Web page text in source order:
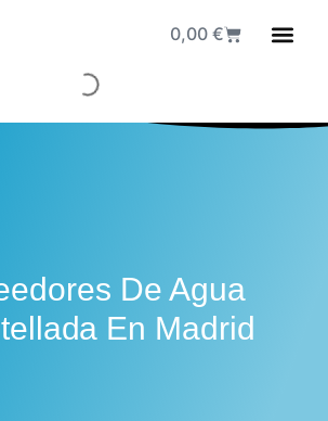
0,00 €
De Agua
En Madrid